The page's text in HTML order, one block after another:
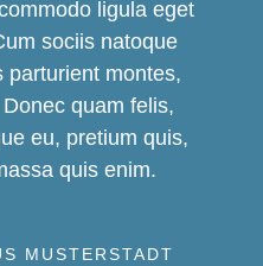
ligula eget
sociis natoque
parturient montes,
quam felis,
eu, pretium quis,
quis enim.
MUSTERSTADT